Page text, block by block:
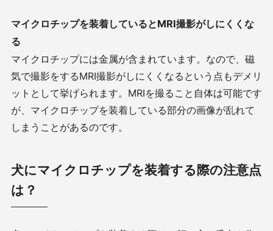
マイクロチップを装着しているとMRI撮影がしにくくな
る
マイクロチップには金属が含まれています。なので、磁
気で撮影をするMRI撮影がしにくくなるという点もデメリ
ットとして挙げられます。 MRIを撮ること自体は可能です
が、マイクロチップを装着している部分の画像が乱れて
しまうことがあるのです。
犬にマイクロチップを装着する際の注意点
は？